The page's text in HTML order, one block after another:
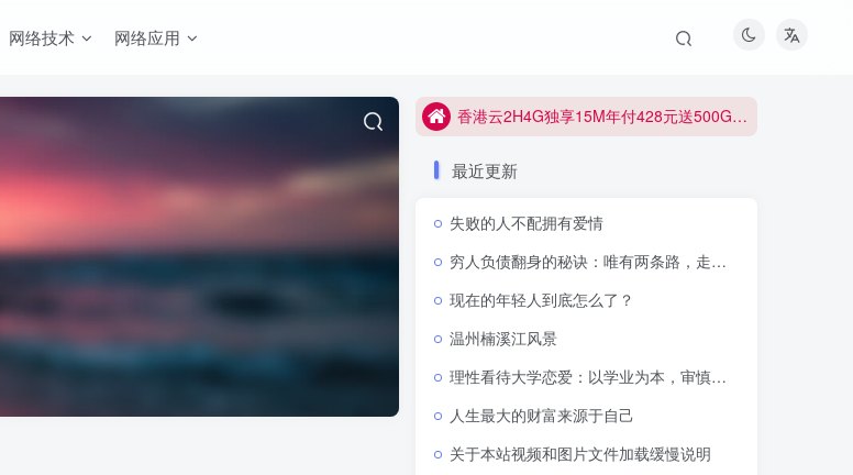
网络技术 网络应用
香港云2H4G独享15M年付428元送500G防御
香港云2H4G独享15M年付428元送500G防御
最近更新
失败的人不配拥有爱情
穷人负债翻身的秘诀：唯有两条路，走通即可逆天改命
现在的年轻人到底怎么了？
温州楠溪江风景
理性看待大学恋爱：以学业为本，审慎抉择感情
人生最大的财富来源于自己
关于本站视频和图片文件加载缓慢说明